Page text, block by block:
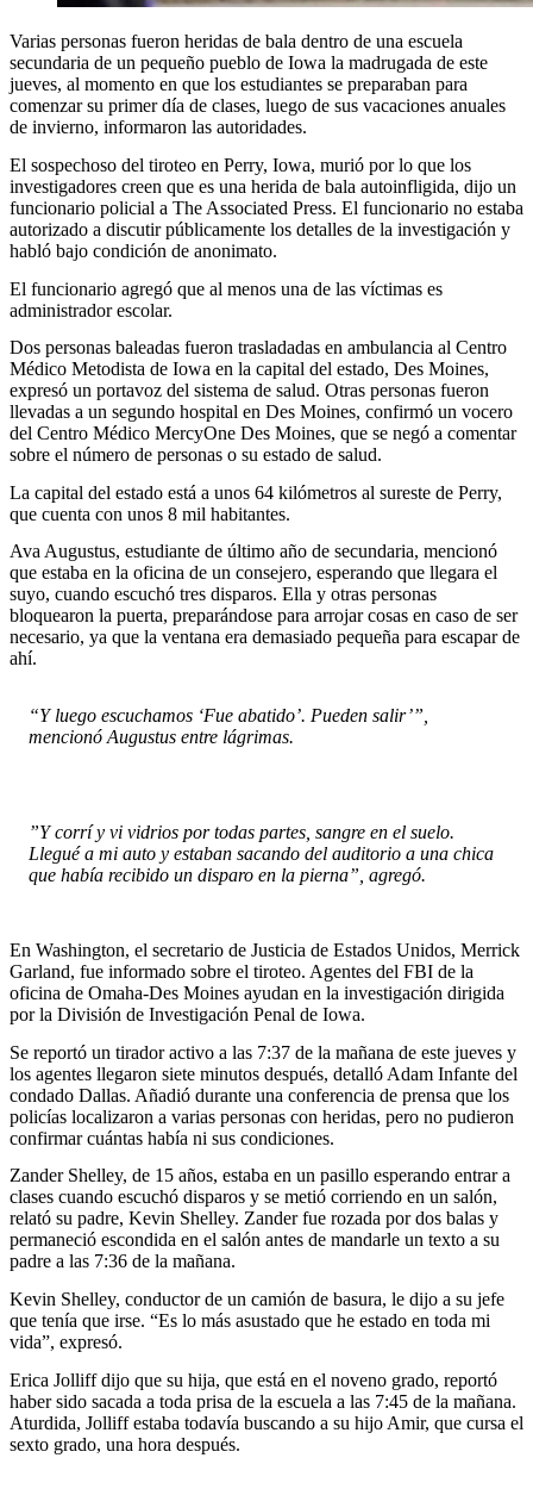
Varias personas fueron heridas de bala dentro de una escuela
secundaria de un pequeño pueblo de Iowa la madrugada de este
jueves, al momento en que los estudiantes se preparaban para
comenzar su primer día de clases, luego de sus vacaciones anuales
de invierno, informaron las autoridades.
El sospechoso del tiroteo en Perry, Iowa, murió por lo que los
investigadores creen que es una herida de bala autoinfligida, dijo un
funcionario policial a The Associated Press. El funcionario no estaba
autorizado a discutir públicamente los detalles de la investigación y
habló bajo condición de anonimato.
El funcionario agregó que al menos una de las víctimas es
administrador escolar.
Dos personas baleadas fueron trasladadas en ambulancia al Centro
Médico Metodista de Iowa en la capital del estado, Des Moines,
expresó un portavoz del sistema de salud. Otras personas fueron
llevadas a un segundo hospital en Des Moines, confirmó un vocero
del Centro Médico MercyOne Des Moines, que se negó a comentar
sobre el número de personas o su estado de salud.
La capital del estado está a unos 64 kilómetros al sureste de Perry,
que cuenta con unos 8 mil habitantes.
Ava Augustus, estudiante de último año de secundaria, mencionó
que estaba en la oficina de un consejero, esperando que llegara el
suyo, cuando escuchó tres disparos. Ella y otras personas
bloquearon la puerta, preparándose para arrojar cosas en caso de ser
necesario, ya que la ventana era demasiado pequeña para escapar de
ahí.
“Y luego escuchamos ‘Fue abatido’. Pueden salir’”,
mencionó Augustus entre lágrimas.
”Y corrí y vi vidrios por todas partes, sangre en el suelo.
Llegué a mi auto y estaban sacando del auditorio a una chica
que había recibido un disparo en la pierna”, agregó.
En Washington, el secretario de Justicia de Estados Unidos, Merrick
Garland, fue informado sobre el tiroteo. Agentes del FBI de la
oficina de Omaha-Des Moines ayudan en la investigación dirigida
por la División de Investigación Penal de Iowa.
Se reportó un tirador activo a las 7:37 de la mañana de este jueves y
los agentes llegaron siete minutos después, detalló Adam Infante del
condado Dallas. Añadió durante una conferencia de prensa que los
policías localizaron a varias personas con heridas, pero no pudieron
confirmar cuántas había ni sus condiciones.
Zander Shelley, de 15 años, estaba en un pasillo esperando entrar a
clases cuando escuchó disparos y se metió corriendo en un salón,
relató su padre, Kevin Shelley. Zander fue rozada por dos balas y
permaneció escondida en el salón antes de mandarle un texto a su
padre a las 7:36 de la mañana.
Kevin Shelley, conductor de un camión de basura, le dijo a su jefe
que tenía que irse. “Es lo más asustado que he estado en toda mi
vida”, expresó.
Erica Jolliff dijo que su hija, que está en el noveno grado, reportó
haber sido sacada a toda prisa de la escuela a las 7:45 de la mañana.
Aturdida, Jolliff estaba todavía buscando a su hijo Amir, que cursa el
sexto grado, una hora después.